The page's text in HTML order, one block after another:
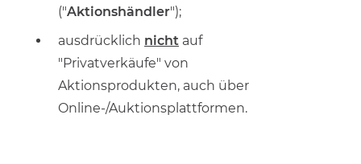
("Aktionshändler");
ausdrücklich nicht auf
"Privatverkäufe" von
Aktionsprodukten, auch über
Online-/Auktionsplattformen.